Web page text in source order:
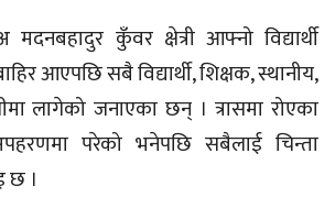
मदनबहादुर कुँवर क्षेत्री आफ्नो विद्यार्थी
आएपछि सबै विद्यार्थी, शिक्षक, स्थानीय,
लागेको जनाएका छन् । त्रासमा रोएका
अपहरणमा परेको भनेपछि सबैलाई चिन्ता
छ ।